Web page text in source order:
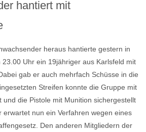
hantiert mit
heraus hantierte gestern in
Uhr ein 19jähriger aus Karlsfeld mit
gab er auch mehrfach Schüsse in die
Streifen konnte die Gruppe mit
und die Pistole mit Munition sichergestellt
erwartet nun ein Verfahren wegen eines
Den anderen Mitgliedern der